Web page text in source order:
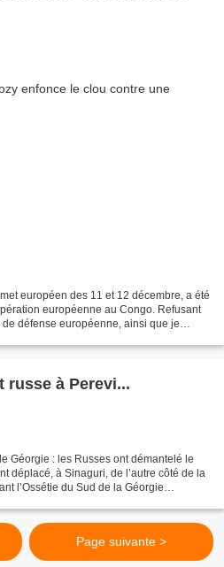
européen des 11 et 12 décembre, a été
européenne au Congo. Refusant
défense européenne, ainsi que je
russe à Perevi...
Géorgie : les Russes ont démantelé le
déplacé, à Sinaguri, de l’autre côté de la
l’Ossétie du Sud de la Géorgie
Page suivante >